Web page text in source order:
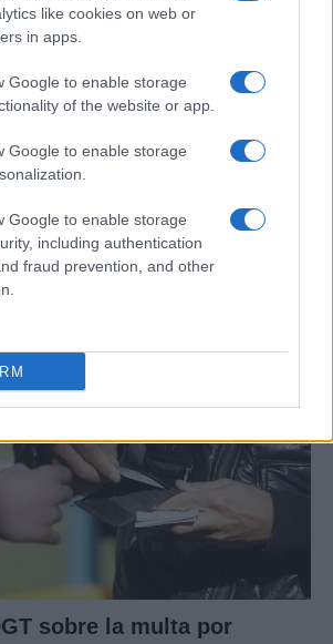
like cookies on web or
in apps.
Google to enable storage
of the website or app.
Google to enable storage
Google to enable storage
including authentication
fraud prevention, and other
de segunda mano en
renovar tu coche? Apostar por…
sobre la multa por